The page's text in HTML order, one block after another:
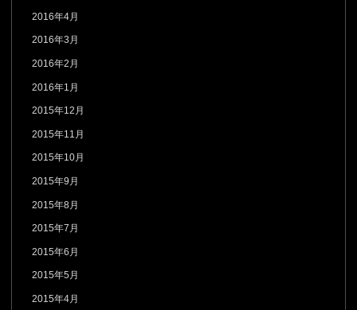
2016年4月
2016年3月
2016年2月
2016年1月
2015年12月
2015年11月
2015年10月
2015年9月
2015年8月
2015年7月
2015年6月
2015年5月
2015年4月